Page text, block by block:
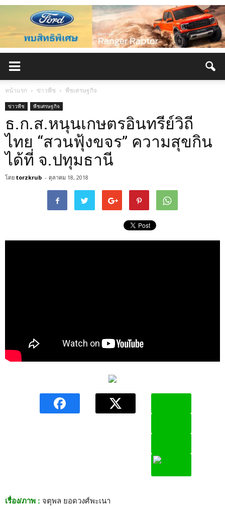
หน้าแรก ข่าวพืช พืชเศรษฐกิจ
ข่าวพืช พืชเศรษฐกิจ
ธ.ก.ส.หนุนเกษตรอินทรีย์วิถี
ไทย “สวนฟุ้งขจร” ความสุขกิน
ได้ที่ จ.ปทุมธานี
โดย torzkrub - ตุลาคม 18, 2018
เรื่อง/ภาพ : จตุพล ยอดวงศ์พะเนา